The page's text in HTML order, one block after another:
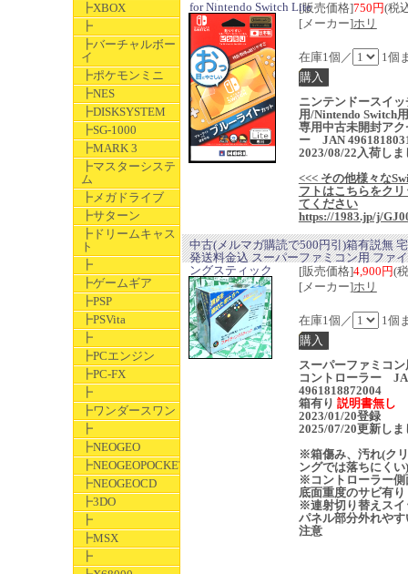
┣XBOX
┣
┣バーチャルボー
イ
┣ポケモンミニ
┣NES
┣DISKSYSTEM
┣SG-1000
┣MARK 3
┣マスターシステ
ム
┣メガドライブ
┣サターン
┣ドリームキャス
ト
┣
┣ゲームギア
┣PSP
┣PSVita
┣
┣PCエンジン
┣PC-FX
┣
┣ワンダースワン
┣
┣NEOGEO
┣NEOGEOPOCKET
┣NEOGEOCD
┣3DO
┣
┣MSX
┣
for Nintendo Switch Lite[販売価格]750円(税
[メーカー]ホリ
在庫1個／ 1個
ニンテンドースイッ
用/Nintendo Switch
専用中古未開封アク
ー JAN
2023/08/22入荷しま
<<< その他様々な
フトはこちらをク
てください
https://1983.jp/j/
中古(メルマガ購読で500円引)箱有説無
発送料金込 スーパーファミコン用 ファ
ングスティック
[販売価格]4,900円(
[メーカー]ホリ
在庫1個／ 1個
スーパーファミコ
コントローラー
4961818872004
箱有り 説明書無し
2023/01/20登録
2025/07/20更新しま
※箱傷み、汚れ(ク
ングでは落ちにくい
※コントローラー側
底面重度のサビ有り
※連射切り替えスイ
パネル部分外れやす
注意